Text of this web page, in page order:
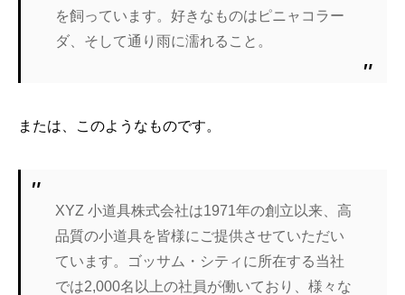
を飼っています。好きなものはピニャコラー
ダ、そして通り雨に濡れること。
または、このようなものです。
XYZ 小道具株式会社は1971年の創立以来、高
品質の小道具を皆様にご提供させていただい
ています。ゴッサム・シティに所在する当社
では2,000名以上の社員が働いており、様々な